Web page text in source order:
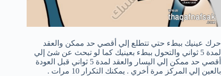
حرك عينيك ببطء حتي تتطلع إلي أقصي حد ممكن والعقد
لمدة 5 ثواني والتحول ببطء بعينيك كما لو تبحث عن شئ إلي
أقصي حد ممكن إلي اليسار والعقد لمدة 5 ثواني قبل العودة
بالعين إلي المركز مرة أخري . يمكنك التكرار 10 مرات .